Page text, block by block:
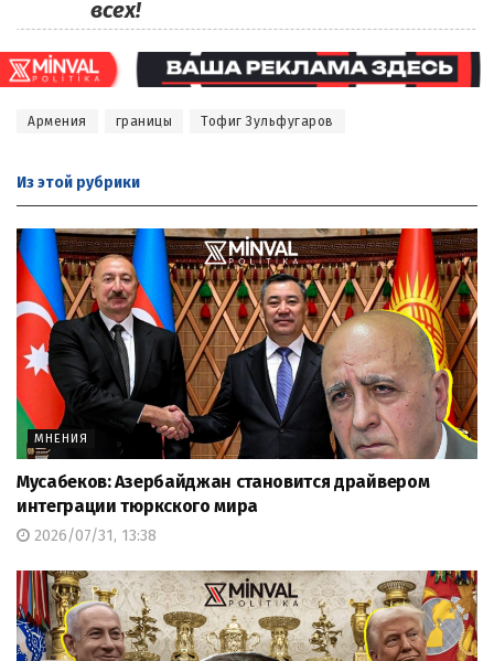
всех!
Армения границы Тофиг Зульфугаров
Из этой рубрики
МНЕНИЯ
Мусабеков: Азербайджан становится драйвером
интеграции тюркского мира
2026/07/31, 13:38